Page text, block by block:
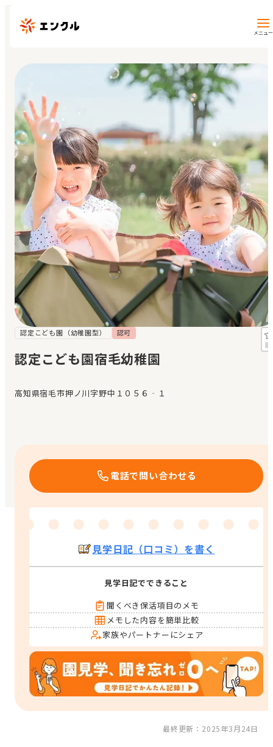
メニュー
保育園・幼稚園を探す
地図から探す
地域から探す
マイページ
閲覧履歴
お気に入り
メッセージ
おすすめの園
エンクルの特徴と活用方法
認定こども園（幼稚園型） 認可
認定こども園宿毛幼稚園
高知県宿毛市押ノ川字野中１０５６‐１
電話で問い合わせる
見学日記（口コミ）を書く
見学日記でできること
聞くべき保活項目のメモ
メモした内容を簡単比較
家族やパートナーにシェア
最終更新：2025年3月24日